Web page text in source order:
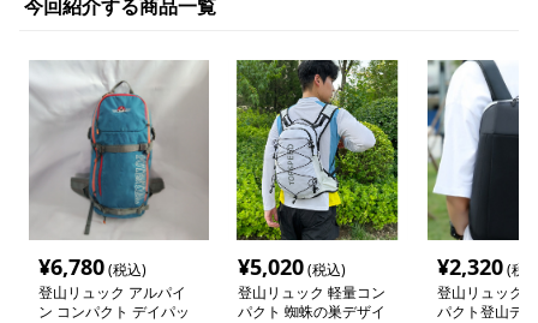
今回紹介する商品一覧
¥6,780(税込)
登山リュック アルパイ
ン コンパクト デイパッ
¥5,020(税込)
登山リュック 軽量コン
パクト 蜘蛛の巣デザイ
¥2,320(税
登山リュック
パクト登山デ